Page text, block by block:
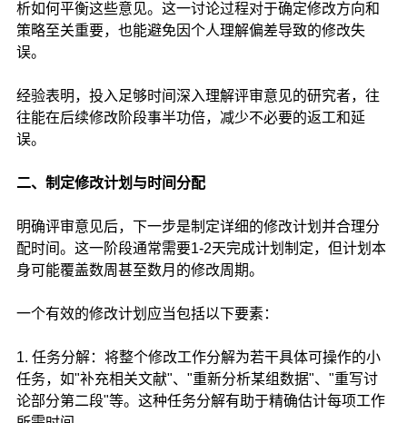
析如何平衡这些意见。这一讨论过程对于确定修改方向和
策略至关重要，也能避免因个人理解偏差导致的修改失
误。
经验表明，投入足够时间深入理解评审意见的研究者，往
往能在后续修改阶段事半功倍，减少不必要的返工和延
误。
二、制定修改计划与时间分配
明确评审意见后，下一步是制定详细的修改计划并合理分
配时间。这一阶段通常需要1-2天完成计划制定，但计划本
身可能覆盖数周甚至数月的修改周期。
一个有效的修改计划应当包括以下要素：
1. 任务分解：将整个修改工作分解为若干具体可操作的小
任务，如"补充相关文献"、"重新分析某组数据"、"重写讨
论部分第二段"等。这种任务分解有助于精确估计每项工作